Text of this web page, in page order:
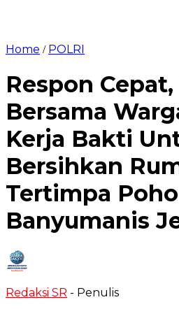
Home / POLRI
Respon
Bersama
Kerja Bakti
Bersihkan
Tertimpa
Banyumanis
Redaksi SR - Penulis